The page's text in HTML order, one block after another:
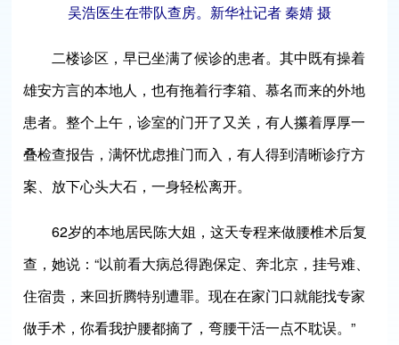
吴浩医生在带队查房。新华社记者 秦婧 摄
二楼诊区，早已坐满了候诊的患者。其中既有操着
雄安方言的本地人，也有拖着行李箱、慕名而来的外地
患者。整个上午，诊室的门开了又关，有人攥着厚厚一
叠检查报告，满怀忧虑推门而入，有人得到清晰诊疗方
案、放下心头大石，一身轻松离开。
62岁的本地居民陈大姐，这天专程来做腰椎术后复
查，她说：“以前看大病总得跑保定、奔北京，挂号难、
住宿贵，来回折腾特别遭罪。现在在家门口就能找专家
做手术，你看我护腰都摘了，弯腰干活一点不耽误。”